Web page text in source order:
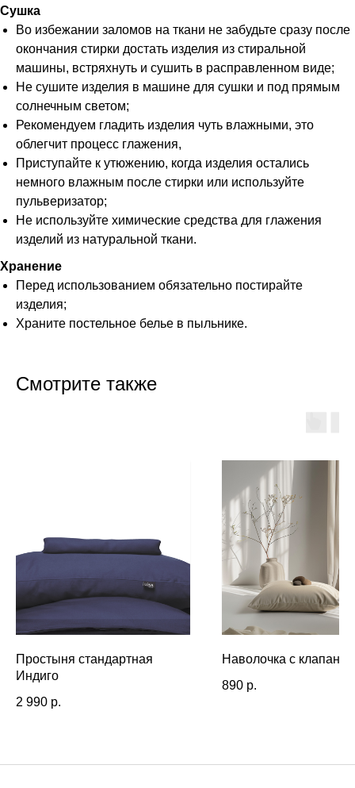
Сушка
Во избежании заломов на ткани не забудьте сразу после
окончания стирки достать изделия из стиральной
машины, встряхнуть и сушить в расправленном виде;
Не сушите изделия в машине для сушки и под прямым
солнечным светом;
Рекомендуем гладить изделия чуть влажными, это
облегчит процесс глажения,
Приступайте к утюжению, когда изделия остались
немного влажным после стирки или используйте
пульверизатор;
Не используйте химические средства для глажения
изделий из натуральной ткани.
Хранение
Перед использованием обязательно постирайте
изделия;
Храните постельное белье в пыльнике.
Смотрите также
Простыня стандартная
Индиго
2 990 р.
Наволочка с
890 р.